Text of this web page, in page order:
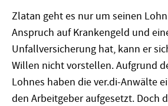
Zlatan geht es nur um seinen
Anspruch auf Krankengeld und
Unfallversicherung hat, kann er
Willen nicht vorstellen. Aufgrund
Lohnes haben die ver.di-Anwälte
den Arbeitgeber aufgesetzt. Doch